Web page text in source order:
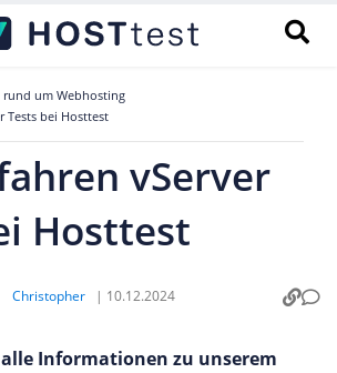
rund um Webhosting
Tests bei Hosttest
vServer
Hosttest
Christopher | 10.12.2024
Informationen zu unserem